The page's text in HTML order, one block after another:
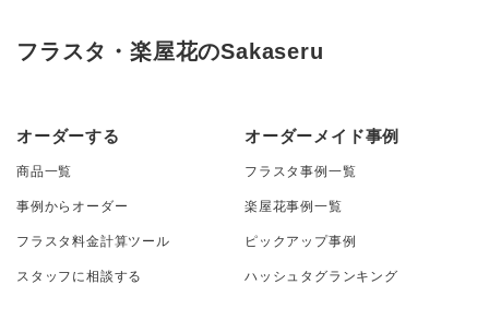
フラスタ・楽屋花のSakaseru
オーダーする
商品一覧
事例からオーダー
フラスタ料金計算ツール
スタッフに相談する
オーダーメイド事例
フラスタ事例一覧
楽屋花事例一覧
ピックアップ事例
ハッシュタグランキング